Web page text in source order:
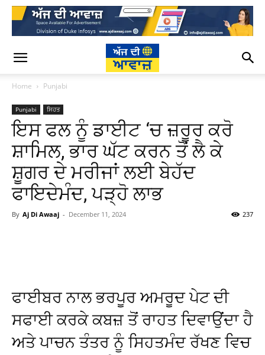
Home Punjabi
Punjabi ਸਿਹਤ
ਇਸ ਫਲ ਨੂੰ ਡਾਈਟ ‘ਚ ਜ਼ਰੂਰ ਕਰੋ
ਸ਼ਾਮਿਲ, ਭਾਰ ਘੱਟ ਕਰਨ ਤੋਂ ਲੈ ਕੇ
ਸ਼ੂਗਰ ਦੇ ਮਰੀਜਾਂ ਲਈ ਬੇਹੱਦ
ਫਾਇਦੇਮੰਦ, ਪੜ੍ਹੋ ਲਾਭ
By Aj Di Awaaj - December 11, 2024 237
ਫਾਈਬਰ ਨਾਲ ਭਰਪੂਰ ਅਮਰੂਦ ਪੇਟ ਦੀ
ਸਫਾਈ ਕਰਕੇ ਕਬਜ਼ ਤੋਂ ਰਾਹਤ ਦਿਵਾਉਂਦਾ ਹੈ
ਅਤੇ ਪਾਚਨ ਤੰਤਰ ਨੂੰ ਸਿਹਤਮੰਦ ਰੱਖਣ ਵਿਚ